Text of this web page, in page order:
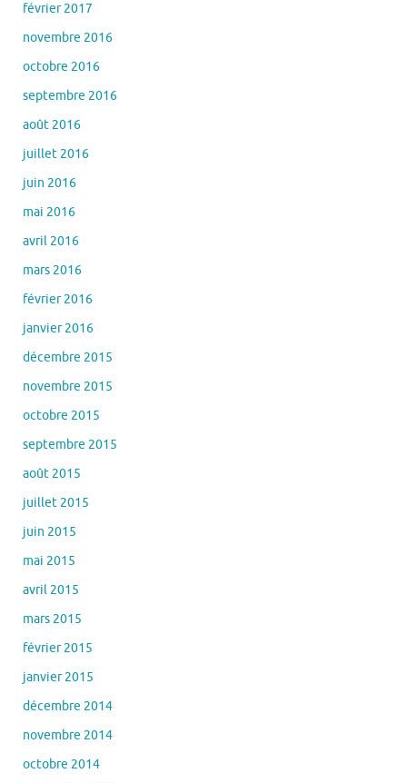
février 2017
novembre 2016
octobre 2016
septembre 2016
août 2016
juillet 2016
juin 2016
mai 2016
avril 2016
mars 2016
février 2016
janvier 2016
décembre 2015
novembre 2015
octobre 2015
septembre 2015
août 2015
juillet 2015
juin 2015
mai 2015
avril 2015
mars 2015
février 2015
janvier 2015
décembre 2014
novembre 2014
octobre 2014